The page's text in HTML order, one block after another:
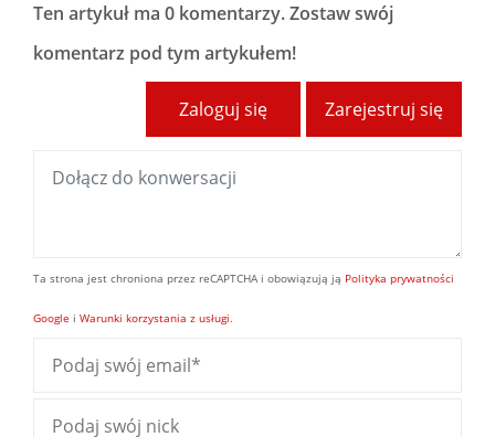
Ten artykuł ma 0 komentarzy. Zostaw swój
komentarz pod tym artykułem!
Zarejestruj się
Zaloguj się
Ta strona jest chroniona przez reCAPTCHA i obowiązują ją Polityka prywatności
Google i Warunki korzystania z usługi.